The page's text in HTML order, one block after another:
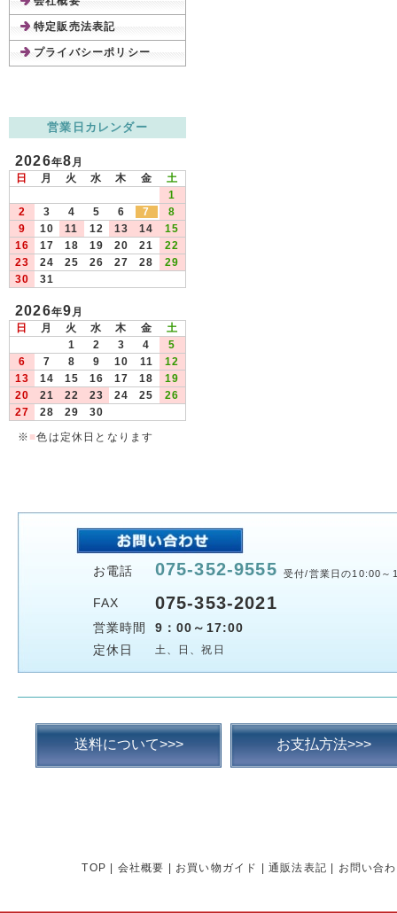
特定販売法表記
プライバシーポリシー
営業日カレンダー
2026年8月
日
月 火 水 木 金
土
1
2
3 4 5 6 7
8
9
10 11 12 13 14
15
16
17 18 19 20 21
22
23
24 25 26 27 28
29
30
31
2026年9月
日
月 火 水 木 金
土
1
2 3 4
5
6
7 8 9 10 11
12
13
14 15 16 17 18
19
20
21 22 23 24 25
26
27
28 29
30
※ ■色は定休日となります
お電話 075-352-9555 受付/営業日の10:00～
FAX 075-353-2021
営業時間
9：00～17:00
定休日
土、日、祝日
送料について>>> お支払方法>>>
TOP 会社概要 お買い物ガイド 通販法表記 お問い合